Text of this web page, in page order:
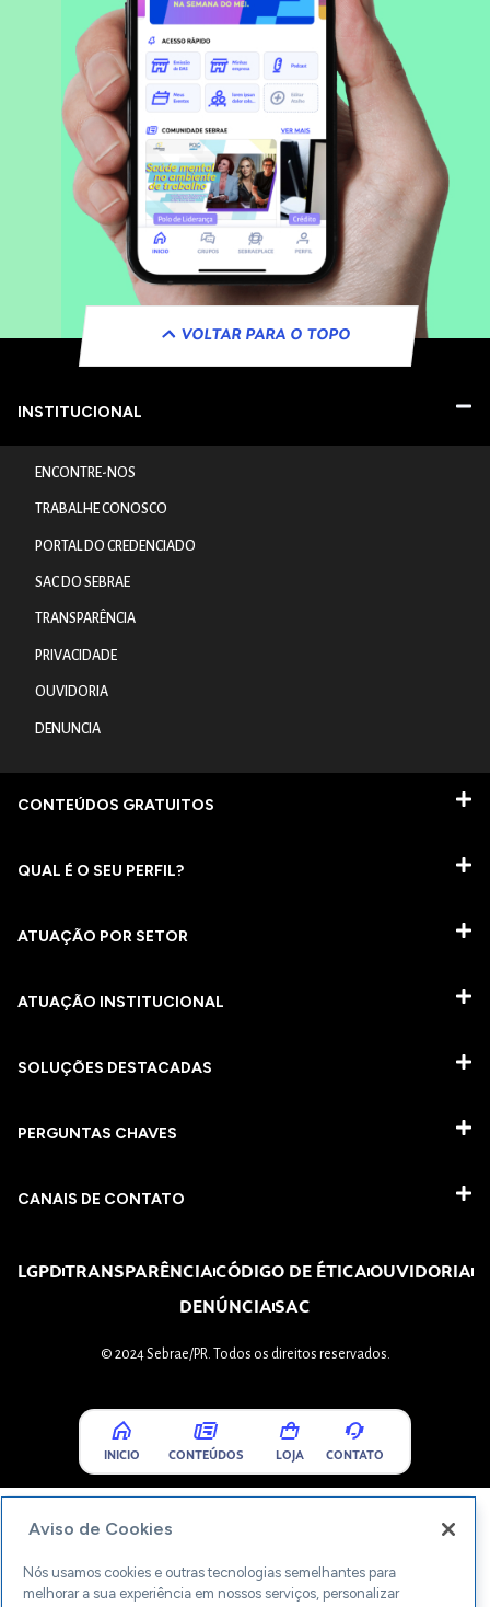
VOLTAR PARA O TOPO
INSTITUCIONAL
ENCONTRE-NOS
TRABALHE CONOSCO
PORTAL DO CREDENCIADO
SAC DO SEBRAE
TRANSPARÊNCIA
PRIVACIDADE
OUVIDORIA
DENUNCIA
CONTEÚDOS GRATUITOS
QUAL É O SEU PERFIL?
ATUAÇÃO POR SETOR
ATUAÇÃO INSTITUCIONAL
SOLUÇÕES DESTACADAS
PERGUNTAS CHAVES​
CANAIS DE CONTATO
LGPDTRANSPARÊNCIACÓDIGO DE ÉTICAOUVIDORIA
DENÚNCIASAC
© 2024 Sebrae/PR. Todos os direitos reservados.
INICIO CONTEÚDOS LOJA CONTATO
Aviso de Cookies
Nós usamos cookies e outras tecnologias semelhantes para
melhorar a sua experiência em nossos serviços, personalizar